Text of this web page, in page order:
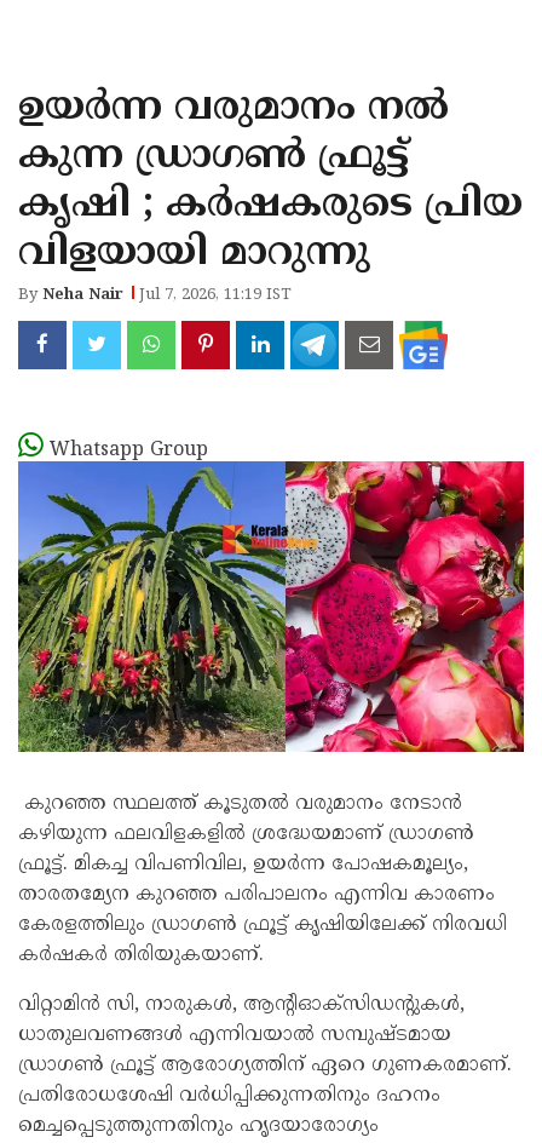
KANNUR
KASARAGOD
ഉയർന്ന വരുമാനം നൽ
കുന്ന ഡ്രാഗൺ ഫ്രൂട്ട്
കൃഷി ; കർഷകരുടെ പ്രിയ
വിളയായി മാറുന്നു
ByNeha Nair Jul 7, 2026, 11:19 IST
Whatsapp Group
കുറഞ്ഞ സ്ഥലത്ത് കൂടുതൽ വരുമാനം നേടാൻ
കഴിയുന്ന ഫലവിളകളിൽ ശ്രദ്ധേയമാണ് ഡ്രാഗൺ
ഫ്രൂട്ട്. മികച്ച വിപണിവില, ഉയർന്ന പോഷകമൂല്യം,
താരതമ്യേന കുറഞ്ഞ പരിപാലനം എന്നിവ കാരണം
കേരളത്തിലും ഡ്രാഗൺ ഫ്രൂട്ട് കൃഷിയിലേക്ക് നിരവധി
കർഷകർ തിരിയുകയാണ്.
വിറ്റാമിൻ സി, നാരുകൾ, ആന്റിഓക്സിഡന്റുകൾ,
ധാതുലവണങ്ങൾ എന്നിവയാൽ സമ്പുഷ്ടമായ
ഡ്രാഗൺ ഫ്രൂട്ട് ആരോഗ്യത്തിന് ഏറെ ഗുണകരമാണ്.
പ്രതിരോധശേഷി വർധിപ്പിക്കുന്നതിനും ദഹനം
മെച്ചപ്പെടുത്തുന്നതിനും ഹൃദയാരോഗ്യം